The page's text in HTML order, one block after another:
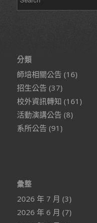
分類
師培相關公告 (16)
招生公告 (37)
校外資訊轉知 (161)
活動演講公告 (8)
系所公告 (91)
彙整
2026 年 7 月 (3)
2026 年 6 月 (7)